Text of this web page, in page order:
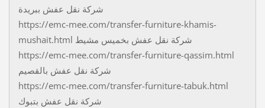
شركة نقل عفش ببريدة
https://emc-mee.com/transfer-furniture-khamis-
mushait.html شركة نقل عفش بخميس مشيط
https://emc-mee.com/transfer-furniture-qassim.html
شركة نقل عفش بالقصيم
https://emc-mee.com/transfer-furniture-tabuk.html
شركة نقل عفش بتبوك